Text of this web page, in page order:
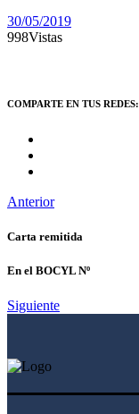
30/05/2019
998Vistas
COMPARTE EN TUS REDES:
Anterior
Carta remitida
En el BOCYL Nº
Siguiente